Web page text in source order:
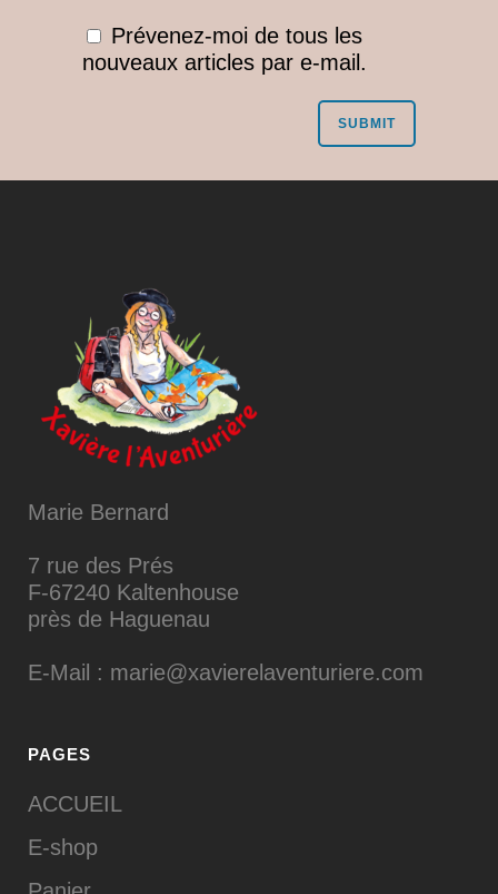
Prévenez-moi de tous les
nouveaux articles par e-mail.
Marie Bernard
7 rue des Prés
F-67240 Kaltenhouse
près de Haguenau
E-Mail : marie@xavierelaventuriere.com
PAGES
ACCUEIL
E-shop